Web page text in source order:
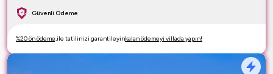
Güvenli Ödeme
%20 ön ödeme,ile tatilinizi garantileyinkalan ödemeyi villada yapın!